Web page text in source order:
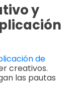
y
de
creativos.
las pautas